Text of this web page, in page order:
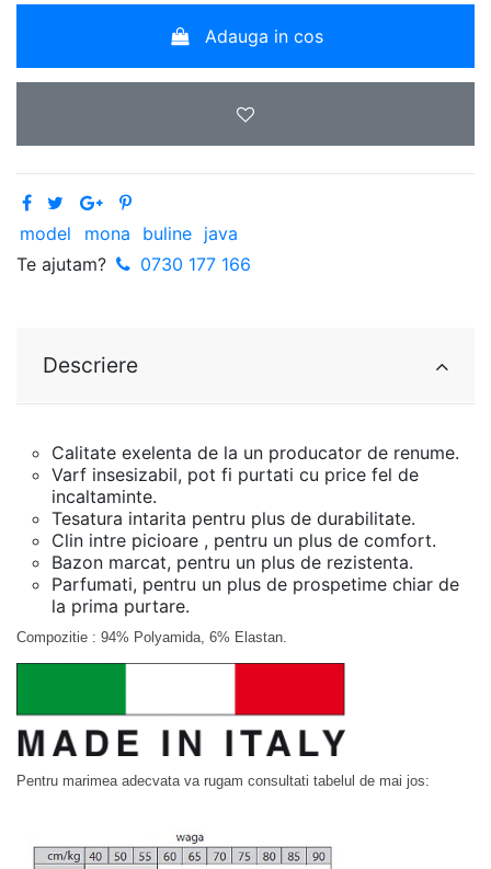
Adauga in cos
model mona buline
java
Te ajutam?
0730 177 166
Descriere
Calitate exelenta de la un producator de renume.
Varf insesizabil, pot fi purtati cu price fel de
incaltaminte.
Tesatura intarita pentru plus de durabilitate.
Clin intre picioare , pentru un plus de comfort.
Bazon marcat, pentru un plus de rezistenta.
Parfumati, pentru un plus de prospetime chiar de
la prima purtare.
Compozitie : 94% Polyamida, 6% Elastan.
Pentru marimea adecvata va rugam consultati tabelul de mai jos: